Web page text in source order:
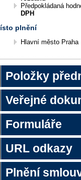
Předpokládaná
DPH
plnění
Hlavní město Praha
Položky
Veřejné
Formuláře
URL odkazy
Plnění